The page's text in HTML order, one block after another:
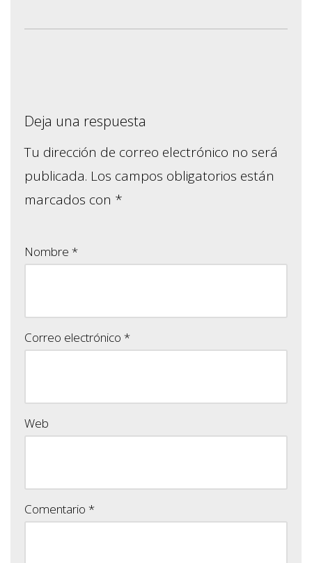
Deja una respuesta
Tu dirección de correo electrónico no será
publicada. Los campos obligatorios están
marcados con *
Nombre *
Correo electrónico *
Web
Comentario *